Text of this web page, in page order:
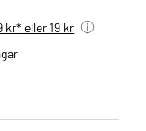
eller 19 kr